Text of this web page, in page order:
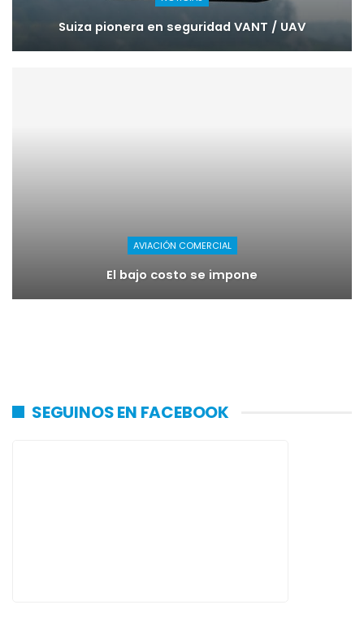
Suiza pionera en seguridad VANT / UAV
AVIACIÓN COMERCIAL
El bajo costo se impone
SEGUINOS EN FACEBOOK